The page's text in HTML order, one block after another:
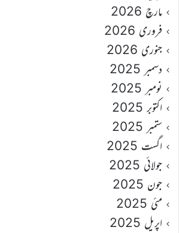
مارچ 2026
فروری 2026
جنوری 2026
دسمبر 2025
نومبر 2025
اکتوبر 2025
ستمبر 2025
اگست 2025
جولائی 2025
جون 2025
مئی 2025
اپریل 2025